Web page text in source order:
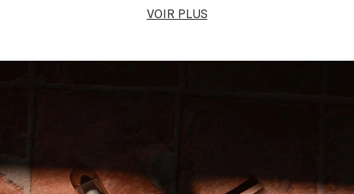
VOIR PLUS